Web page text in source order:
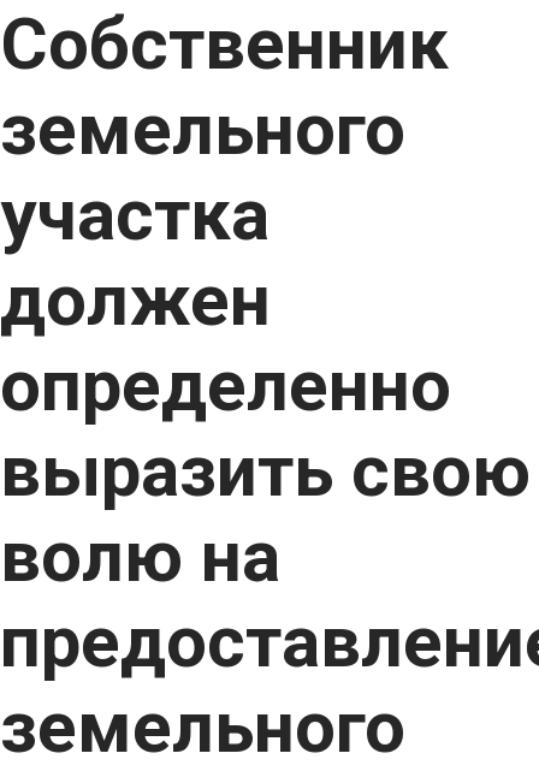
Собственник
земельного
участка
должен
определенно
выразить свою
волю на
земельного